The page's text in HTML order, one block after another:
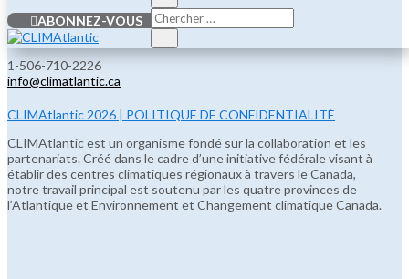
ABONNEZ-VOUS
1-506-710-2226
info@climatlantic.ca
CLIMAtlantic 2026 | POLITIQUE DE CONFIDENTIALITÉ
CLIMAtlantic est un organisme fondé sur la collaboration et les
partenariats. Créé dans le cadre d’une initiative fédérale visant à
établir des centres climatiques régionaux à travers le Canada,
notre travail principal est soutenu par les quatre provinces de
l’Atlantique et Environnement et Changement climatique Canada.